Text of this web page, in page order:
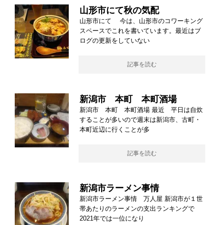
山形市にて秋の気配
山形市にて 今は、山形市のコワーキング
スペースでこれを書いています。最近はブ
ログの更新をしていない
記事を読む
新潟市 本町 本町酒場
新潟市 本町 本町酒場 最近 平日は自炊
することが多いので週末は新潟市、古町・
本町近辺に行くことが多
記事を読む
新潟市ラーメン事情
新潟市ラーメン事情 万人屋 新潟市が１世
帯あたりのラーメンの支出ランキングで
2021年では一位になり